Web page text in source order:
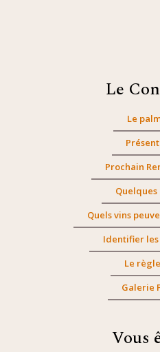
Le
Le
Prochain
Quels vins
Identifier
Le
Galerie
Vous